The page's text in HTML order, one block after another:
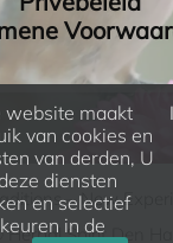
– New
Herbal Spirit Den
website maakt
van cookies en
van derden, U
diensten
en selectief
in de